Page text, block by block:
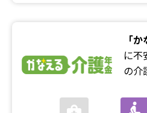
「
に不
の介